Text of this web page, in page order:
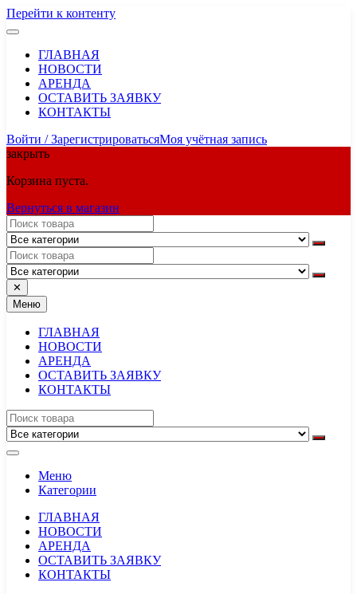
Перейти к контенту
ГЛАВНАЯ
НОВОСТИ
АРЕНДА
ОСТАВИТЬ ЗАЯВКУ
КОНТАКТЫ
Войти / ЗарегистрироватьсяМоя учётная запись
закрыть
Корзина пуста.
Вернуться в магазин
✕
Меню
ГЛАВНАЯ
НОВОСТИ
АРЕНДА
ОСТАВИТЬ ЗАЯВКУ
КОНТАКТЫ
Меню
Категории
ГЛАВНАЯ
НОВОСТИ
АРЕНДА
ОСТАВИТЬ ЗАЯВКУ
КОНТАКТЫ